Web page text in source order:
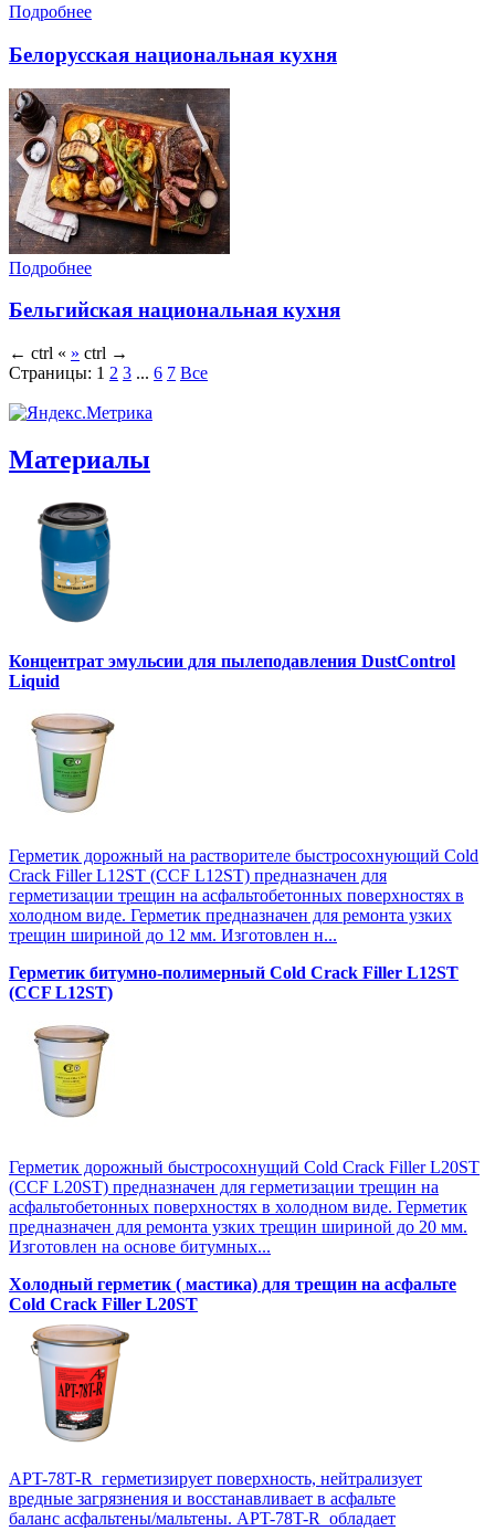
Подробнее
Белорусская национальная кухня
Подробнее
Бельгийская национальная кухня
← ctrl « » ctrl →
Страницы: 1 2 3 ... 6 7 Все
Материалы
Концентрат эмульсии для пылеподавления DustControl
Liquid
Герметик дорожный на растворителе быстросохнующий Cold
Crack Filler L12SТ (CCF L12SТ) предназначен для
герметизации трещин на асфальтобетонных поверхностях в
холодном виде. Герметик предназначен для ремонта узких
трещин шириной до 12 мм. Изготовлен н...
Герметик битумно-полимерный Cold Crack Filler L12SТ
(CCF L12SТ)
Герметик дорожный быстросохнущий Cold Crack Filler L20SТ
(CCF L20SТ) предназначен для герметизации трещин на
асфальтобетонных поверхностях в холодном виде. Герметик
предназначен для ремонта узких трещин шириной до 20 мм.
Изготовлен на основе битумных...
Холодный герметик ( мастика) для трещин на асфальте
Cold Crack Filler L20SТ
APT-78T-R герметизирует поверхность, нейтрализует
вредные загрязнения и восстанавливает в асфальте
баланс асфальтены/мальтены. APT-78T-R обладает